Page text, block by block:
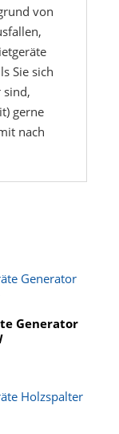
von
Sie sich
sind,
gerne
nach
Generator